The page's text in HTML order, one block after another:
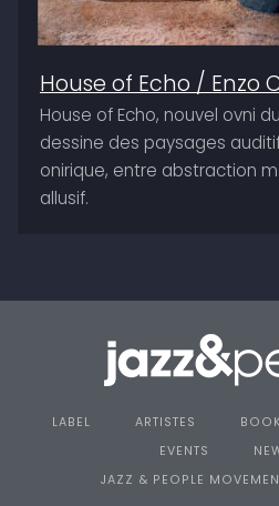
House of Echo / Enzo
House of Echo, nouvel ovni
dessine des paysages
onirique, entre abstraction
allusif.
LABEL ARTISTES
EVENTS
JAZZ & PEOPLE